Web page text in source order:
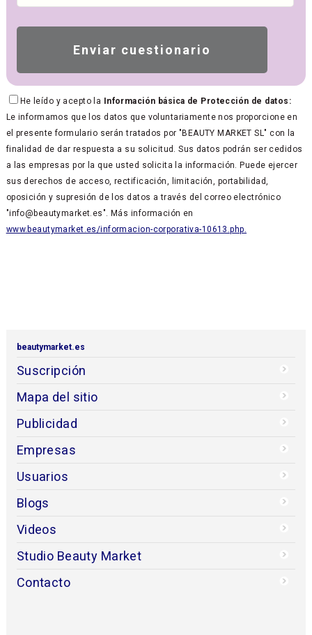
He leído y acepto la Información básica de Protección de datos:
Le informamos que los datos que voluntariamente nos proporcione en
el presente formulario serán tratados por "BEAUTY MARKET SL" con la
finalidad de dar respuesta a su solicitud. Sus datos podrán ser cedidos
a las empresas por la que usted solicita la información. Puede ejercer
sus derechos de acceso, rectificación, limitación, portabilidad,
oposición y supresión de los datos a través del correo electrónico
"info@beautymarket.es". Más información en
www.beautymarket.es/informacion-corporativa-10613.php.
beautymarket.es
Suscripción
Mapa del sitio
Publicidad
Empresas
Usuarios
Blogs
Videos
Studio Beauty Market
Contacto